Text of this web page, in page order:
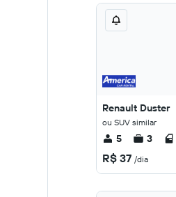
Renault Duster
ou SUV similar
5 3
R$ 37 /dia